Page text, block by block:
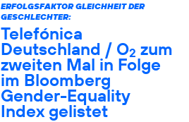
ERFOLGSFAKTOR GLEICHHEIT DER
GESCHLECHTER:
Telefónica
Deutschland / O2 zum
zweiten Mal in Folge
im Bloomberg
Gender-Equality
Index gelistet